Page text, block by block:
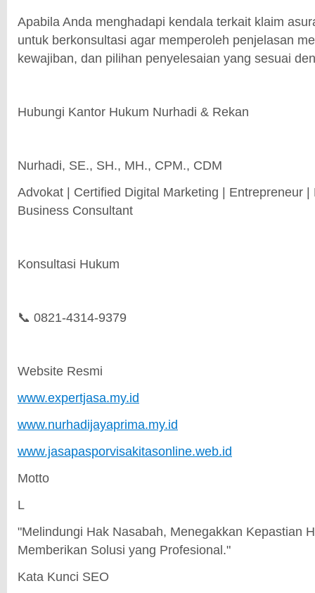
Apabila Anda menghadapi kendala terkait klaim
untuk berkonsultasi agar memperoleh penjelasan
kewajiban, dan pilihan penyelesaian yang sesuai
Hubungi Kantor Hukum Nurhadi & Rekan
Nurhadi, SE., SH., MH., CPM., CDM
Advokat | Certified Digital Marketing | Entrepreneur |
Business Consultant
Konsultasi Hukum
📞 0821-4314-9379
Website Resmi
www.expertjasa.my.id
www.nurhadijayaprima.my.id
www.jasapasporvisakitasonline.web.id
Motto
L
"Melindungi Hak Nasabah, Menegakkan Kepastian
Memberikan Solusi yang Profesional."
Kata Kunci SEO